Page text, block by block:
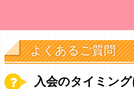
よくあるご質問
入会のタイミング